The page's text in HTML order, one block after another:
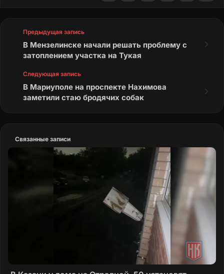
Предыдущая запись
В Мензелинске начали решать проблему с
затоплением участка на Тукая
Следующая запись
В Мариуполе на проспекте Нахимова
заметили стаю бродячих собак
Связанные записи